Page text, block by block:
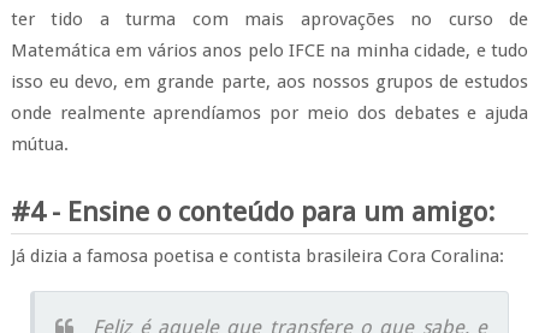
ter tido a turma com mais aprovações no curso de
Matemática em vários anos pelo IFCE na minha cidade, e tudo
isso eu devo, em grande parte, aos nossos grupos de estudos
onde realmente aprendíamos por meio dos debates e ajuda
mútua.
#4 - Ensine o conteúdo para um amigo:
Já dizia a famosa poetisa e contista brasileira Cora Coralina:
Feliz é aquele que transfere o que sabe, e